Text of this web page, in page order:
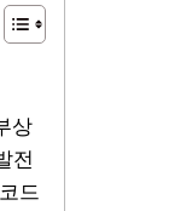
상
전
드